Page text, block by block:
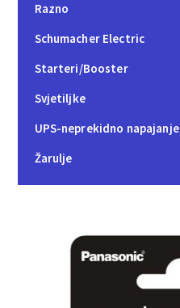
Razno
Schumacher Electric
Starteri/Booster
Svjetiljke
UPS-neprekidno napajanje
Žarulje